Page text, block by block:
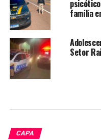
família
Setor
CAPA